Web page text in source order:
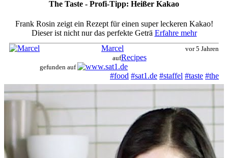
News
Portfolio
Portrait
Sport
Travel
The Taste - Profi-Tipp: Heißer Kakao
Frank Rosin zeigt ein Rezept für einen super leckeren Kakao!
Dieser ist nicht nur das perfekte Geträ Erfahre mehr
Marcel
vor 5 Jahren
aufRecipes
gefunden auf
#food #sat1.de #staffel #taste #the